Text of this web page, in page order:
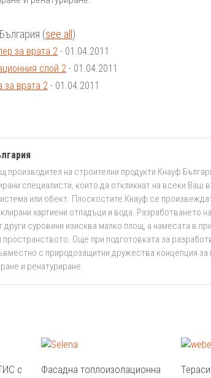
(see all )
за врата 2 - 01.04.2011
слой 2 - 01.04.2011
за врата 2 - 01.04.2011
производител на строителни продукти Кнауф
специалисти, които да откликнат на всеки Ваш
или обект. Плоскостите Кнауф се
хартиени отпадъци и вода. Разработването
други суровини изисква малко площ, а намесата в
Още при подготовката за
с природозащитни дружества концепция
и ренатуриране.
с
Фасадна топлоизолационна